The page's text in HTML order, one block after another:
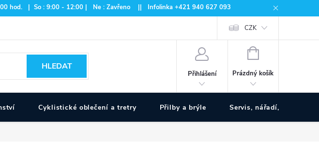
hod. | So : 9:00 - 12:00 | Ne : Zavřeno || Infolinka +421 940 627 093
CZK
HLEDAT
Přihlášení
NÁKUPNÍ
Prázdný košík
Cyklistické oblečení a tretry Přilby a brýle Servis, nářadí, pumpy